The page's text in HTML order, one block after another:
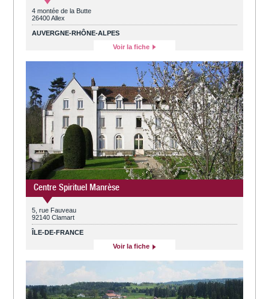
4 montée de la Butte
26400 Allex
AUVERGNE-RHÔNE-ALPES
Voir la fiche
Centre Spirituel Manrèse
5, rue Fauveau
92140 Clamart
ÎLE-DE-FRANCE
Voir la fiche